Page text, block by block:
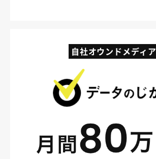
自社オウンドメディア